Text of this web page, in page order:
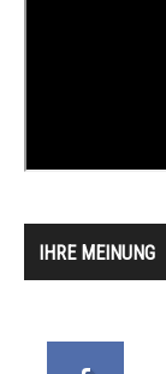
IHRE MEINUNG